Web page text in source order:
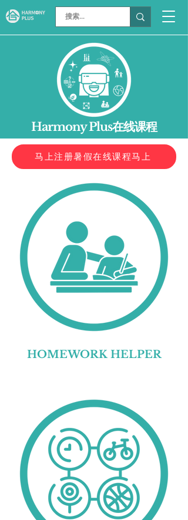
Harmony Plus在线课程
马上注册暑假在线课程马上
HOMEWORK HELPER